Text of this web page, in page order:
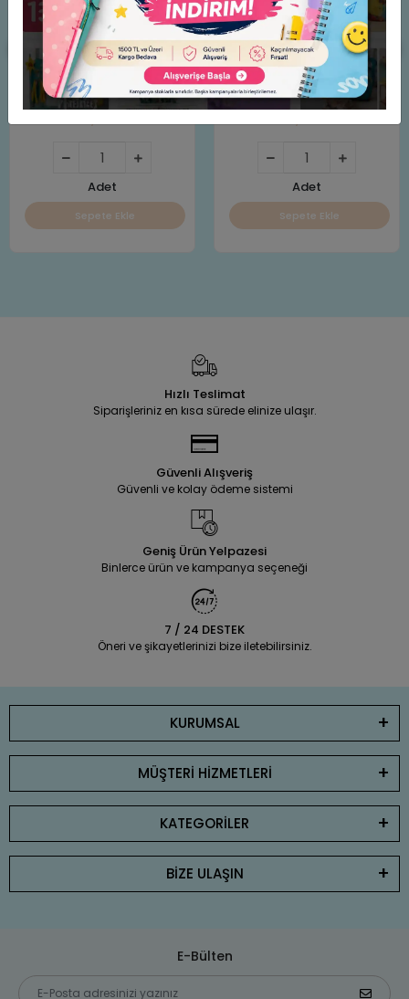
Matematik Bize Ne
Anlatıyor? TÜBİTAK Yayınları
Alex Frith
70,00 TL
Adet
Sepete Ekle
İki Küçük Dinozor "Kumdan
Kale" - Zarife Üspolat
65,00 TL
Adet
Sepete Ekle
Hızlı Teslimat
Siparişleriniz en kısa sürede elinize ulaşır.
Güvenli Alışveriş
Güvenli ve kolay ödeme sistemi
Geniş Ürün Yelpazesi
Binlerce ürün ve kampanya seçeneği
7 / 24 DESTEK
Öneri ve şikayetlerinizi bize iletebilirsiniz.
KURUMSAL
MÜŞTERİ HİZMETLERİ
KATEGORİLER
BİZE ULAŞIN
E-Bülten